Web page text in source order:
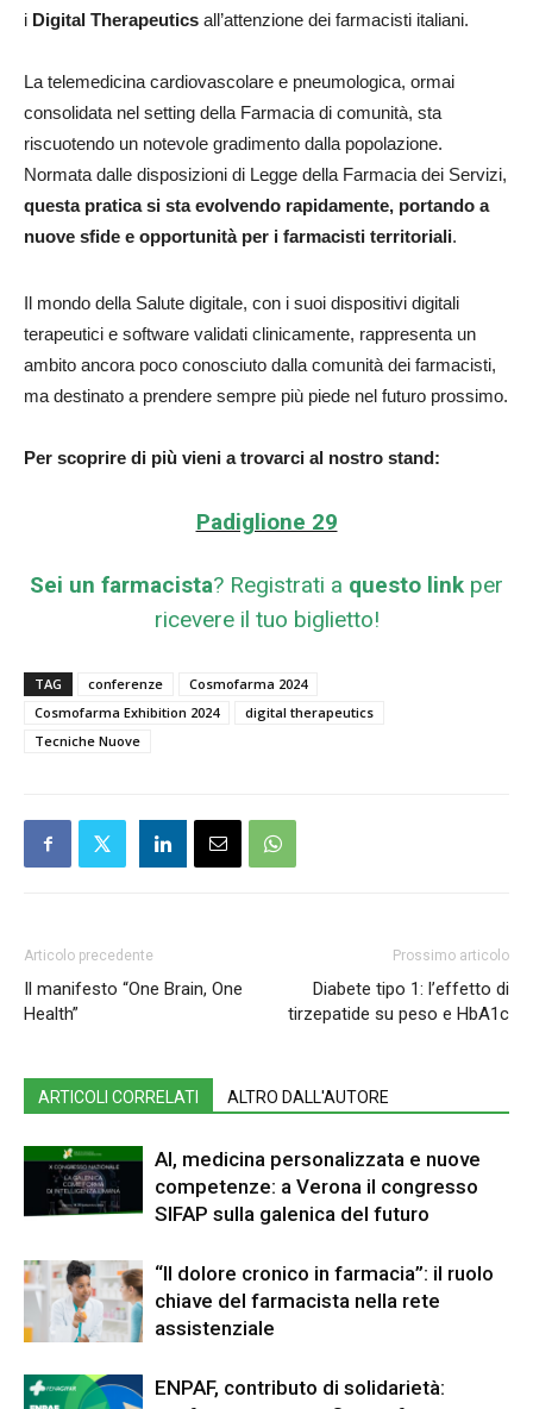
i Digital Therapeutics all’attenzione dei farmacisti italiani.
La telemedicina cardiovascolare e pneumologica, ormai
consolidata nel setting della Farmacia di comunità, sta
riscuotendo un notevole gradimento dalla popolazione.
Normata dalle disposizioni di Legge della Farmacia dei Servizi,
questa pratica si sta evolvendo rapidamente, portando a
nuove sfide e opportunità per i farmacisti territoriali.
Il mondo della Salute digitale, con i suoi dispositivi digitali
terapeutici e software validati clinicamente, rappresenta un
ambito ancora poco conosciuto dalla comunità dei farmacisti,
ma destinato a prendere sempre più piede nel futuro prossimo.
Per scoprire di più vieni a trovarci al nostro stand:
Padiglione 29
Sei un farmacista? Registrati a questo link per
ricevere il tuo biglietto!
TAG conferenze
Cosmofarma 2024
Cosmofarma Exhibition 2024
digital therapeutics
Tecniche Nuove
Articolo precedente
Il manifesto “One Brain, One
Health”
Prossimo articolo
Diabete tipo 1: l’effetto di
tirzepatide su peso e HbA1c
ARTICOLI CORRELATI ALTRO DALL'AUTORE
AI, medicina personalizzata e nuove
competenze: a Verona il congresso
SIFAP sulla galenica del futuro
“Il dolore cronico in farmacia”: il ruolo
chiave del farmacista nella rete
assistenziale
ENPAF, contributo di solidarietà: